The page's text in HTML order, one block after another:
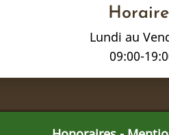
Lundi au
09:00-